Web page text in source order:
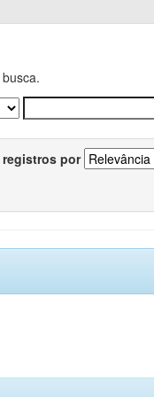
registros por